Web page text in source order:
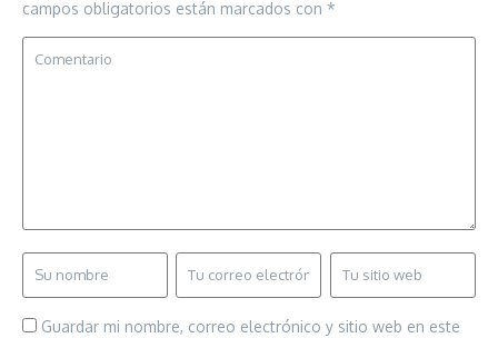
campos obligatorios están marcados con *
Guardar mi nombre, correo electrónico y sitio web en este